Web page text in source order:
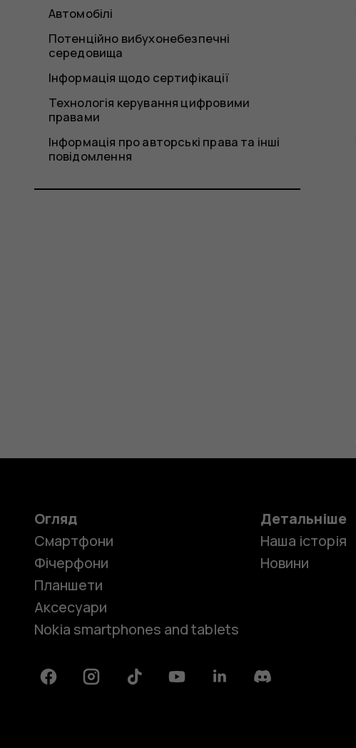
Автомобілі
Потенційно вибухонебезпечні
середовища
Інформація щодо сертифікації
Технологія керування цифровими
правами
Інформація про авторські права та інші
повідомлення
Огляд
Смартфони
Фічерфони
Планшети
Аксесуари
Nokia smartphones and tablets
Детальніше
Наша історія
Новини
FacebookInstagramTiktok YoutubeLinkedinDiscord